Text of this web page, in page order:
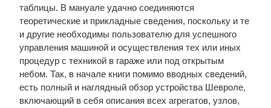
таблицы. В мануале удачно соединяются
теоретические и прикладные сведения, поскольку и те
и другие необходимы пользователю для успешного
управления машиной и осуществления тех или иных
процедур с техникой в гараже или под открытым
небом. Так, в начале книги помимо вводных сведений,
есть полный и наглядный обзор устройства Шевроле,
включающий в себя описания всех агрегатов, узлов,